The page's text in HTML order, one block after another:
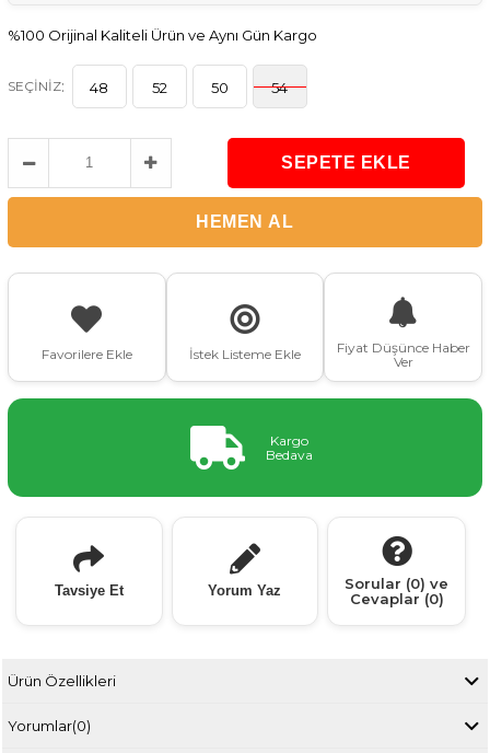
%100 Orijinal Kaliteli Ürün ve Aynı Gün Kargo
SEÇINIZ: 48 52 50 54
Favorilere Ekle İstek Listeme Ekle
Fiyat Düşünce Haber
Ver
Kargo
Bedava
Tavsiye Et Yorum Yaz
Sorular (0) ve
Cevaplar (0)
Ürün Özellikleri
Yorumlar(0)